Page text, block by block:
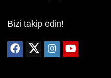
Bizi takip edin!